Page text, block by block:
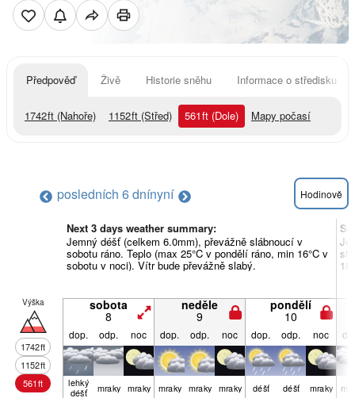
Předpověď Živě Historie sněhu Informace o středisku
1742ft (Nahoře) 1152ft (Střed) 561ft (Dole) Mapy počasí
posledních 6 dnínyní Hodinově
Next 3 days weather summary:
Jemný déšť (celkem 6.0mm), převážně slábnoucí v
sobotu ráno. Teplo (max 25°C v pondělí ráno, min 16°C v
sobotu v noci). Vítr bude převážně slabý.
Výška
1742ft
1152ft
561ft
sobota
8
neděle
9
pondělí
10
dop. odp. noc dop. odp. noc dop. odp. noc
lehký
déšť mraky mraky mraky mraky mraky déšť déšť mraky